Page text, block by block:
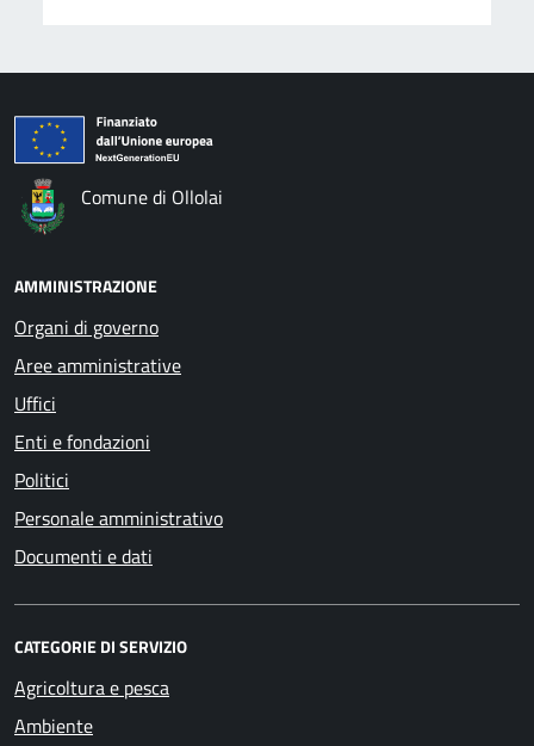
Comune di Ollolai
AMMINISTRAZIONE
Organi di governo
Aree amministrative
Uffici
Enti e fondazioni
Politici
Personale amministrativo
Documenti e dati
CATEGORIE DI SERVIZIO
Agricoltura e pesca
Ambiente